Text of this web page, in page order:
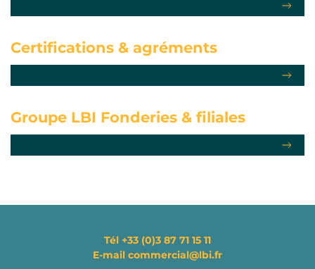
Certifications & agréments
Groupe LBI Fonderies & filiales
Tél +33 (0)3 87 71 15 11
E-mail commercial@lbi.fr